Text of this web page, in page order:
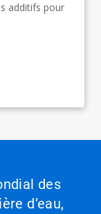
additifs pour
des
d’eau,